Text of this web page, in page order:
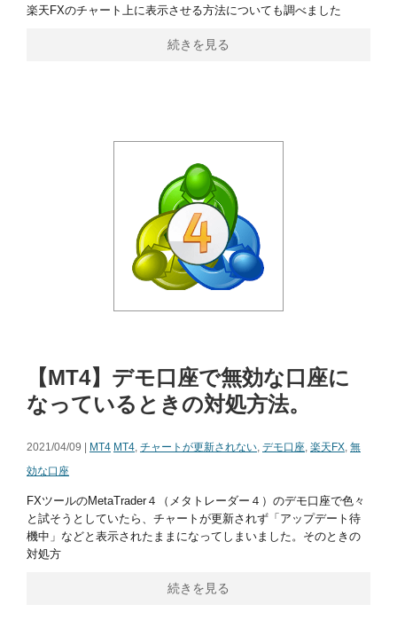
楽天FXのチャート上に表示させる方法についても調べました
続きを見る
【MT4】デモ口座で無効な口座に
なっているときの対処方法。
2021/04/09 | MT4 MT4, チャートが更新されない, デモ口座, 楽天FX, 無
効な口座
FXツールのMetaTrader４（メタトレーダー４）のデモ口座で色々
と試そうとしていたら、チャートが更新されず「アップデート待
機中」などと表示されたままになってしまいました。そのときの
対処方
続きを見る